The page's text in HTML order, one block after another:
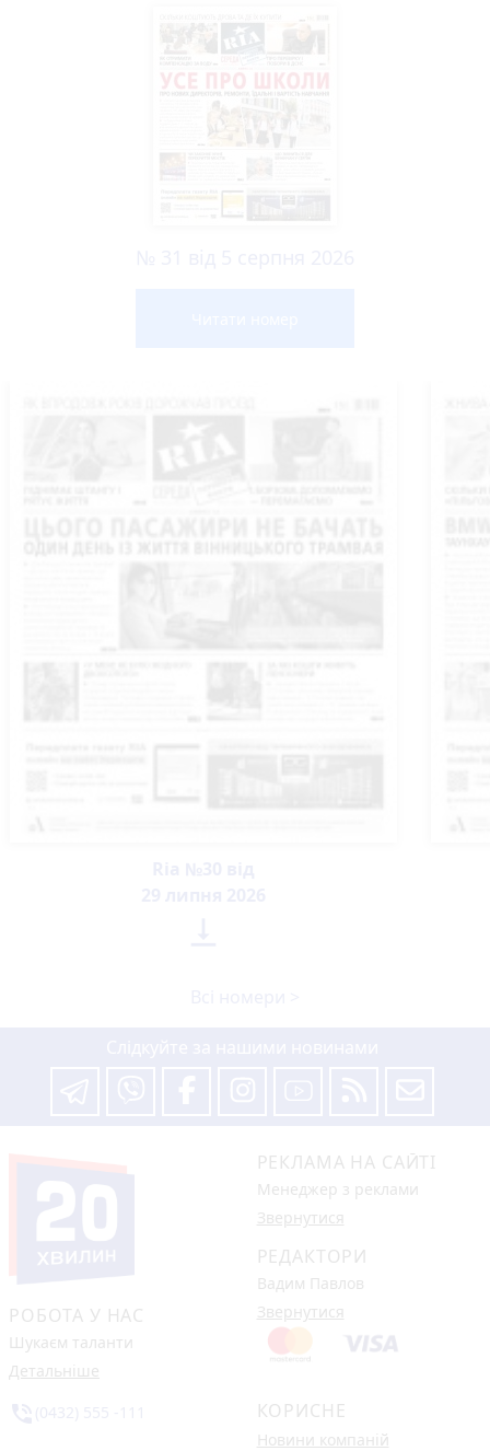
РОБОТА У НАС
Шукаєм таланти
Детальніше
РЕКЛАМА НА САЙТІ
Менеджер з реклами
Звернутися
РЕДАКТОРИ
Вадим Павлов
Звернутися
КОРИСНЕ
Новини компаній